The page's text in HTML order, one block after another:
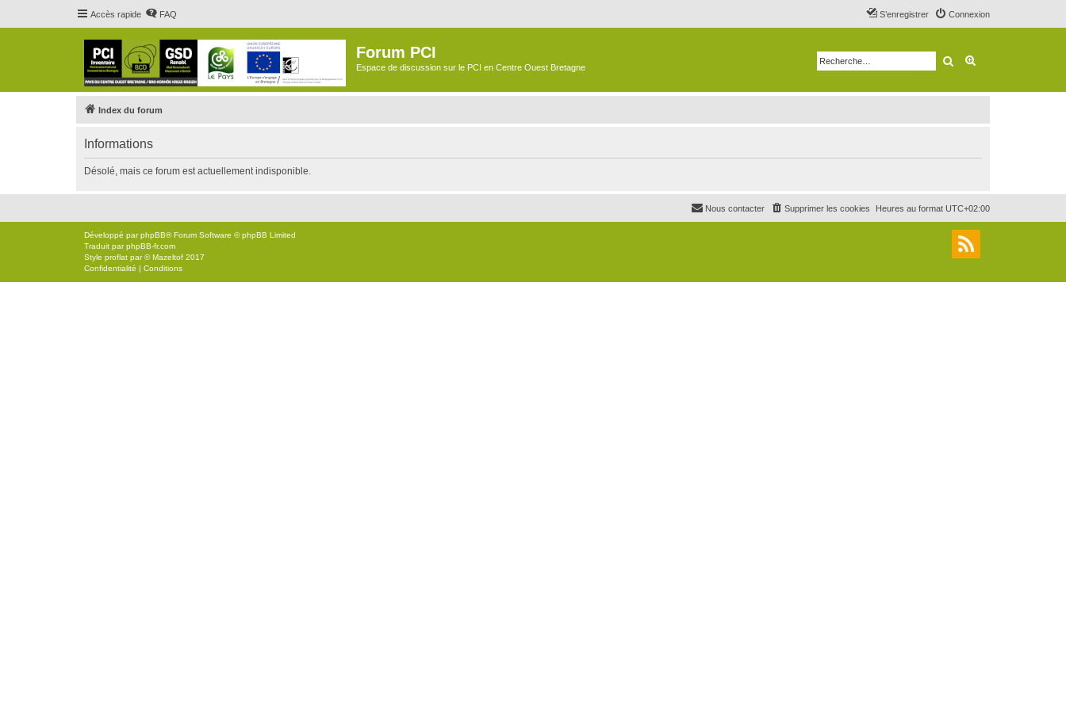
Accès rapide FAQ Connexion
S’enregistrer
Forum PCI
Espace de discussion sur le PCI en Centre Ouest Bretagne Rechercher
Index du forum
Informations
Désolé, mais ce forum est actuellement indisponible.
Heures au format UTC+02:00
Supprimer les cookies
Nous contacter
Développé parphpBB® Forum Software © phpBB Limited
Traduit parphpBB-fr.com
Style proflat par ©Mazeltof 2017
Confidentialité | Conditions